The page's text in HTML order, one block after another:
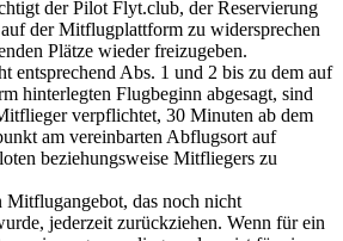
der Pilot Flyt.club, der Reservierung
der Mitflugplattform zu widersprechen
Plätze wieder freizugeben.
entsprechend Abs. 1 und 2 bis zu dem auf
hinterlegten Flugbeginn abgesagt, sind
verpflichtet, 30 Minuten ab dem
am vereinbarten Abflugsort auf
beziehungsweise Mitfliegers zu
Mitflugangebot, das noch nicht
jederzeit zurückziehen. Wenn für ein